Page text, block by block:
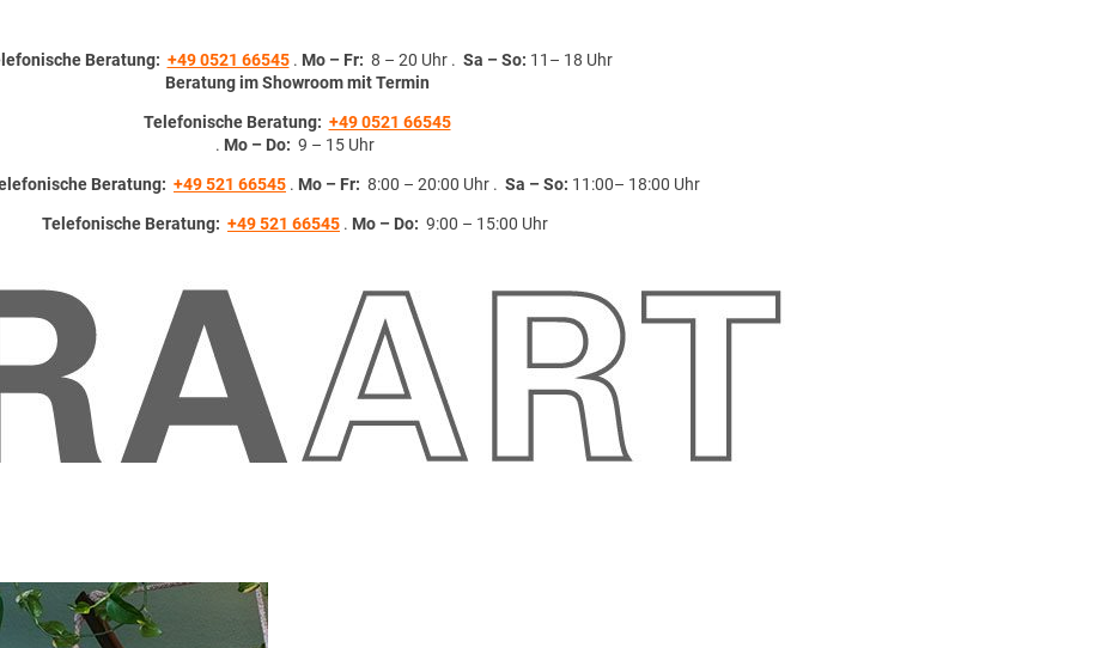
Beratung: +49 0521 66545. Mo – Fr: 8 – 20 Uhr . Sa – So: 11– 18 Uhr
Beratung im Showroom mit Termin
Telefonische Beratung: +49 0521 66545
. Mo – Do: 9 – 15 Uhr
Beratung: +49 521 66545 . Mo – Fr: 8:00 – 20:00 Uhr . Sa – So: 11:00– 18:00 Uhr
Telefonische Beratung: +49 521 66545 . Mo – Do: 9:00 – 15:00 Uhr